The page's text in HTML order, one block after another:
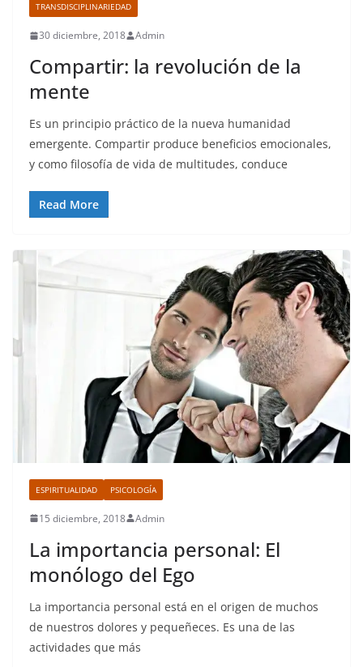
TRANSDISCIPLINARIEDAD
30 diciembre, 2018 Admin
Compartir: la revolución de la
mente
Es un principio práctico de la nueva humanidad
emergente. Compartir produce beneficios emocionales,
y como filosofía de vida de multitudes, conduce
Read More
ESPIRITUALIDAD PSICOLOGÍA
15 diciembre, 2018 Admin
La importancia personal: El
monólogo del Ego
La importancia personal está en el origen de muchos
de nuestros dolores y pequeñeces. Es una de las
actividades que más